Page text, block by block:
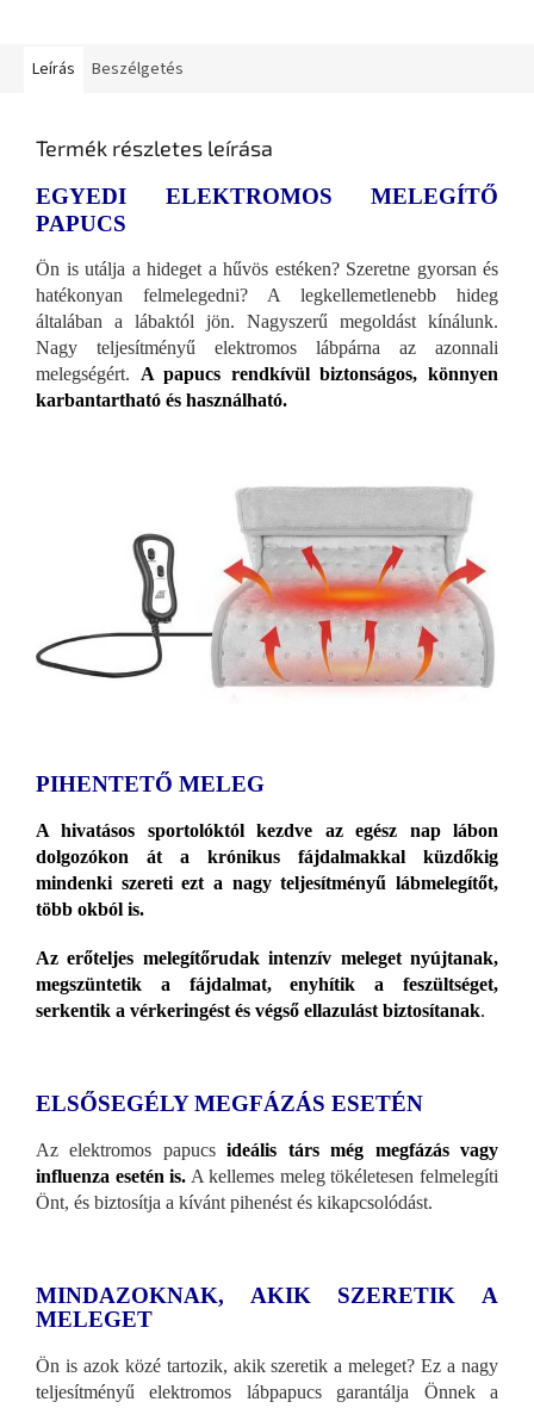
Leírás Beszélgetés
Termék részletes leírása
EGYEDI ELEKTROMOS MELEGÍTŐ
PAPUCS
Ön is utálja a hideget a hűvös estéken? Szeretne gyorsan és
hatékonyan felmelegedni? A legkellemetlenebb hideg
általában a lábaktól jön. Nagyszerű megoldást kínálunk.
Nagy teljesítményű elektromos lábpárna az azonnali
melegségért. A papucs rendkívül biztonságos, könnyen
karbantartható és használható.
PIHENTETŐ MELEG
A hivatásos sportolóktól kezdve az egész nap lábon
dolgozókon át a krónikus fájdalmakkal küzdőkig
mindenki szereti ezt a nagy teljesítményű lábmelegítőt,
több okból is.
Az erőteljes melegítőrudak intenzív meleget nyújtanak,
megszüntetik a fájdalmat, enyhítik a feszültséget,
serkentik a vérkeringést és végső ellazulást biztosítanak.
ELSŐSEGÉLY MEGFÁZÁS ESETÉN
Az elektromos papucsideális társ még megfázás vagy
influenza esetén is. A kellemes meleg tökéletesen felmelegíti
Önt, és biztosítja a kívánt pihenést és kikapcsolódást.
MINDAZOKNAK, AKIK SZERETIK A
MELEGET
Ön is azok közé tartozik, akik szeretik a meleget? Ez a nagy
teljesítményű elektromos lábpapucs garantálja Önnek a